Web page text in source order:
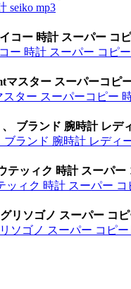
seiko mp3
コー 時計 スーパー コ
ー 時計 スーパー コピ
マスター スーパーコピ
スター スーパーコピー
ブランド 腕時計 レデ
ランド 腕時計 レディ
テッィク 時計 スーパー
ッィク 時計 スーパー
リソゴノ スーパー コ
ソゴノ スーパー コピー